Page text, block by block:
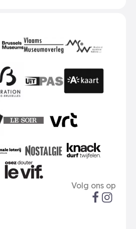
Nostalgie
Sociale
Volg ons op